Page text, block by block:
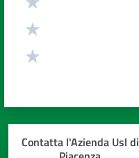
Contatta l'Azienda Usl di